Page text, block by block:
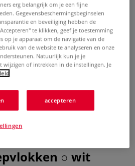
○ wit
erg belangrijk om je een fijne
Gegevensbeschermingsbeginselen
en beveiliging hebben de
te klikken, geef je toestemming
op je apparaat om de navigatie van de
van de website te analyseren en onze
Natuurlijk kun je je
of intrekken in de instellingen. Je
accepteren